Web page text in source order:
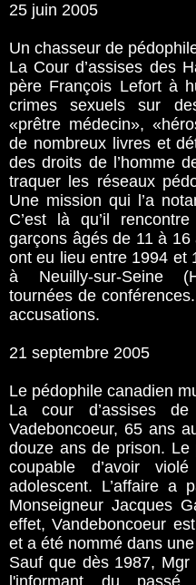
25 juin 2005
Un chasseur de
La Cour d’assises des
père François Lefort à
crimes sexuels sur
«prêtre médecin»,
de nombreux livres et
des droits de l’homme
traquer les réseaux
Une mission qui l’a
C’est là qu’il
garçons âgés de 11 à
ont eu lieu entre 1994 et
à Neuilly-sur-Seine
tournées de
accusations.
21 septembre 2005
Le pédophile canadien
La cour d’assises de
Vadeboncoeur, 65 ans
douze ans de prison. Le
coupable d’avoir
adolescent. L’affaire a
Monseigneur Jacques
effet, Vandeboncoeur
et a été nommé dans
Sauf que dès 1987,
l'informant du